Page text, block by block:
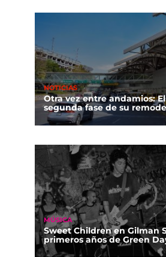
NOTICIAS
Otra vez entre andamios:
segunda fase de su
MÚSICA
Sweet Children en Gilman
primeros años de Green